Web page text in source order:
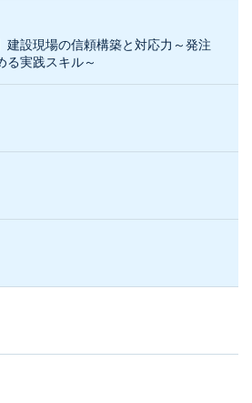
建設現場の信頼構築と対応力～発注
る実践スキル～